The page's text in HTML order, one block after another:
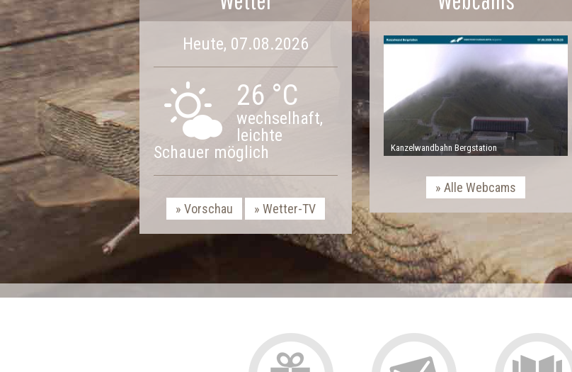
Heute, 07.08.2026
26 °C
wechselhaft,
leichte
Schauer möglich
Vorschau Wetter-TV
Kanzelwandbahn Bergstation
Alle Webcams